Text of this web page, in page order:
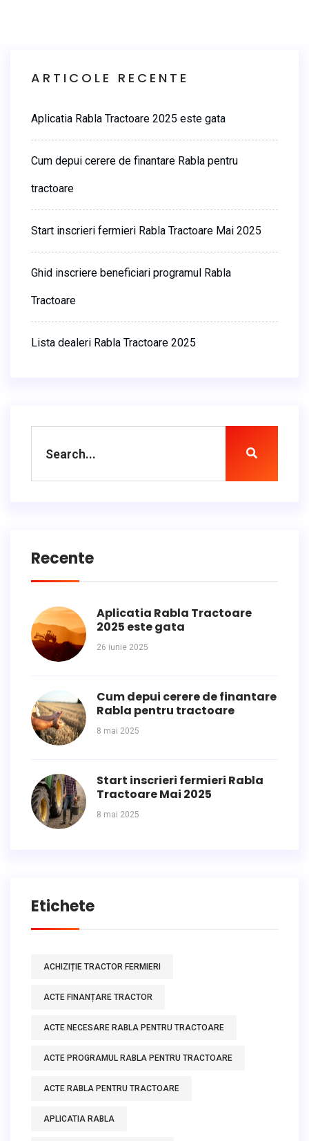
ARTICOLE RECENTE
Aplicatia Rabla Tractoare 2025 este gata
Cum depui cerere de finantare Rabla pentru
tractoare
Start inscrieri fermieri Rabla Tractoare Mai 2025
Ghid inscriere beneficiari programul Rabla
Tractoare
Lista dealeri Rabla Tractoare 2025
Recente
Aplicatia Rabla Tractoare
2025 este gata
26 iunie 2025
Cum depui cerere de finantare
Rabla pentru tractoare
8 mai 2025
Start inscrieri fermieri Rabla
Tractoare Mai 2025
8 mai 2025
Etichete
ACHIZIȚIE TRACTOR FERMIERI
ACTE FINANȚARE TRACTOR
ACTE NECESARE RABLA PENTRU TRACTOARE
ACTE PROGRAMUL RABLA PENTRU TRACTOARE
ACTE RABLA PENTRU TRACTOARE
APLICATIA RABLA